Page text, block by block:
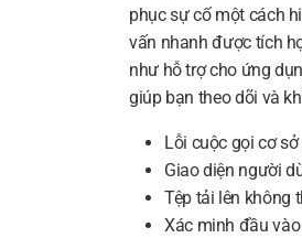
phục sự cố một cách
vấn nhanh được tích
như hỗ trợ cho ứng
giúp bạn theo dõi và
Lỗi cuộc gọi cơ
Giao diện người
Tệp tải lên không
Xác minh đầu